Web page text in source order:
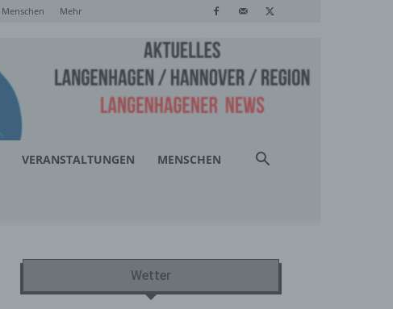
Menschen Mehr
VERANSTALTUNGEN MENSCHEN
Wetter